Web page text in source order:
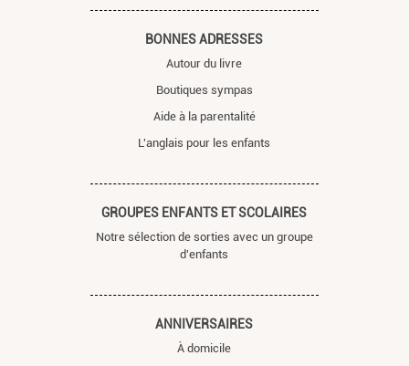
BONNES ADRESSES
Autour du livre
Boutiques sympas
Aide à la parentalité
L'anglais pour les enfants
GROUPES ENFANTS ET SCOLAIRES
Notre sélection de sorties avec un groupe
d'enfants
ANNIVERSAIRES
À domicile